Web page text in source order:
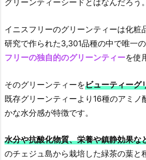
ー
と
は？
2.
フ
リ
の
グ
グリーンティーシードとはなんだろう
イニスフリーのグリーンティーは化粧
研究で作られた3,301品種の中で唯一
フリーの独自的のグリーンティーを使
そのグリーンティーをビューティーグ
既存グリーンティーより16種のアミノ
かな水分感が特徴です。
水分や抗酸化物質、栄養や鎮静効果な
のチェジュ島から栽培した緑茶の葉と